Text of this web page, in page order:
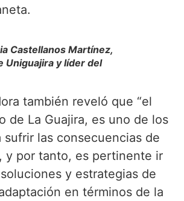
Castellanos Martínez,
Uniguajira y líder del
también reveló que “el
de La Guajira, es uno de los
sufrir las consecuencias de
y por tanto, es pertinente ir
y estrategias de
en términos de la